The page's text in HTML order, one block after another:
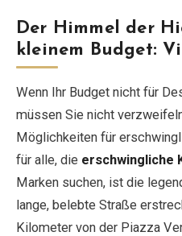
Der Himmel der
kleinem Budget:
Wenn Ihr Budget nicht für
müssen Sie nicht
Möglichkeiten für
für alle, die erschwingliche
Marken suchen, ist die
lange, belebte Straße
Kilometer von der Piazza